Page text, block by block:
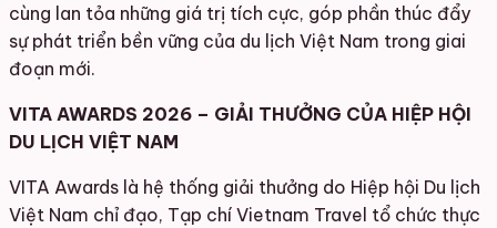
cùng lan tỏa những giá trị tích cực, góp phần thúc đẩy
sự phát triển bền vững của du lịch Việt Nam trong giai
đoạn mới.
VITA AWARDS 2026 – GIẢI THƯỞNG CỦA HIỆP HỘI
DU LỊCH VIỆT NAM
VITA Awards là hệ thống giải thưởng do Hiệp hội Du lịch
Việt Nam chỉ đạo, Tạp chí Vietnam Travel tổ chức thực